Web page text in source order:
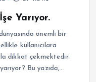
Yarıyor.
önemli bir
kullanıcılara
dikkat çekmektedir.
Bu yazıda,…